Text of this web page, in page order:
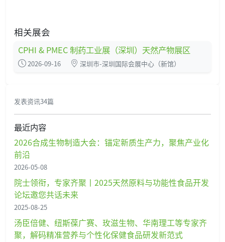
相关展会
CPHI & PMEC 制药工业展（深圳）天然产物展区
2026-09-16 深圳市-深圳国际会展中心（新馆）
发表资讯34篇
最近内容
2026合成生物制造大会：锚定新质生产力，聚焦产业化
前沿
2026-05-08
院士领衔，专家齐聚丨2025天然原料与功能性食品开发
论坛邀您共话未来
2025-08-25
汤臣倍健、纽斯葆广赛、玫滋生物、华南理工等专家齐
聚，解码精准营养与个性化保健食品研发新范式